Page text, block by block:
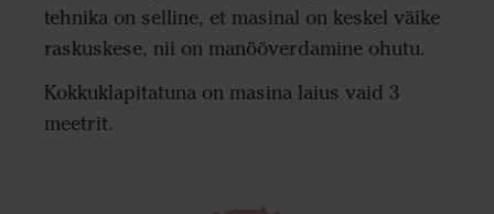
tehnika on selline, et masinal on keskel väike
raskuskese, nii on manööverdamine ohutu.
Kokkuklapitatuna on masina laius vaid 3
meetrit.